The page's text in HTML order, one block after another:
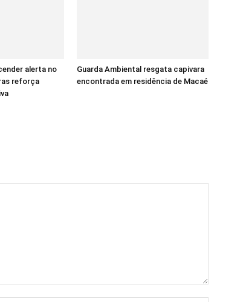
alerta no
reforça
Guarda Ambiental resgata capivara
encontrada em residência de Macaé